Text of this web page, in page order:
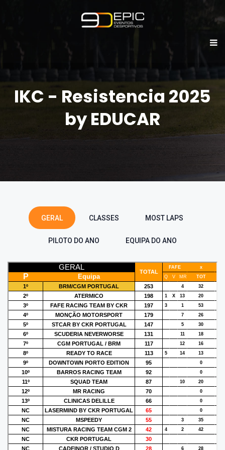
IKC - Resistencia 2025
by EDUCAR
GERAL CLASSES MOST LAPS
PILOTO DO ANO EQUIPA DO ANO